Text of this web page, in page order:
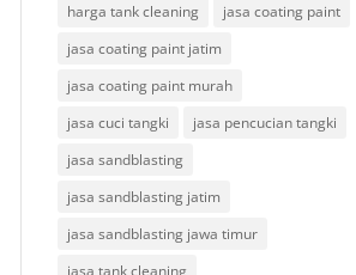
harga tank cleaning
jasa coating paint
jasa coating paint jatim
jasa coating paint murah
jasa cuci tangki
jasa pencucian tangki
jasa sandblasting
jasa sandblasting jatim
jasa sandblasting jawa timur
jasa tank cleaning